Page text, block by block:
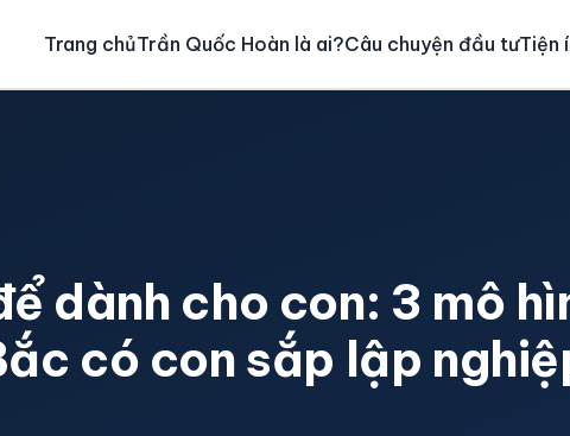
Trang chủTrần Quốc Hoàn là ai?Câu chuyện đầu tưTiện
dành cho con: 3 mô
có con sắp lập